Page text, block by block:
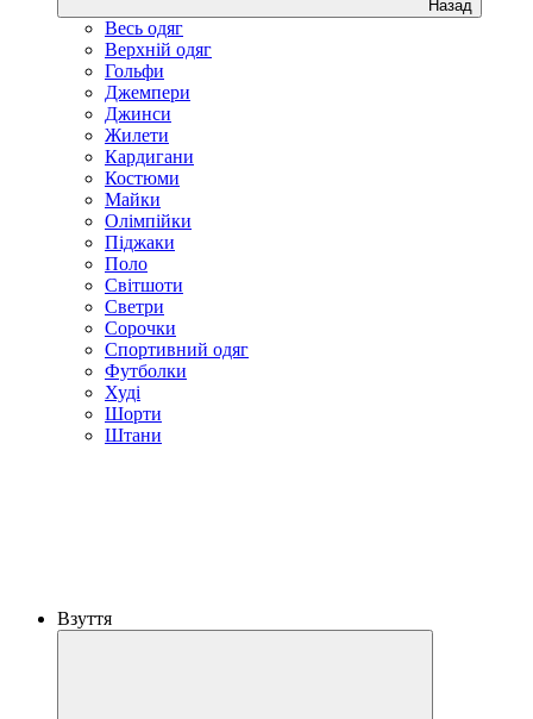
Назад
Весь одяг
Верхній одяг
Гольфи
Джемпери
Джинси
Жилети
Кардигани
Костюми
Майки
Олімпійки
Піджаки
Поло
Світшоти
Светри
Сорочки
Спортивний одяг
Футболки
Худі
Шорти
Штани
Взуття